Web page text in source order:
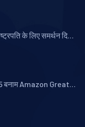
के लिए समर्थन दिया,
Amazon Great